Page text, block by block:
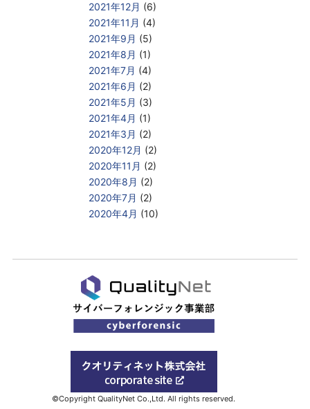
2021年12月 (6)
2021年11月 (4)
2021年9月 (5)
2021年8月 (1)
2021年7月 (4)
2021年6月 (2)
2021年5月 (3)
2021年4月 (1)
2021年3月 (2)
2020年12月 (2)
2020年11月 (2)
2020年8月 (2)
2020年7月 (2)
2020年4月 (10)
©Copyright QualityNet Co.,Ltd. All rights reserved.